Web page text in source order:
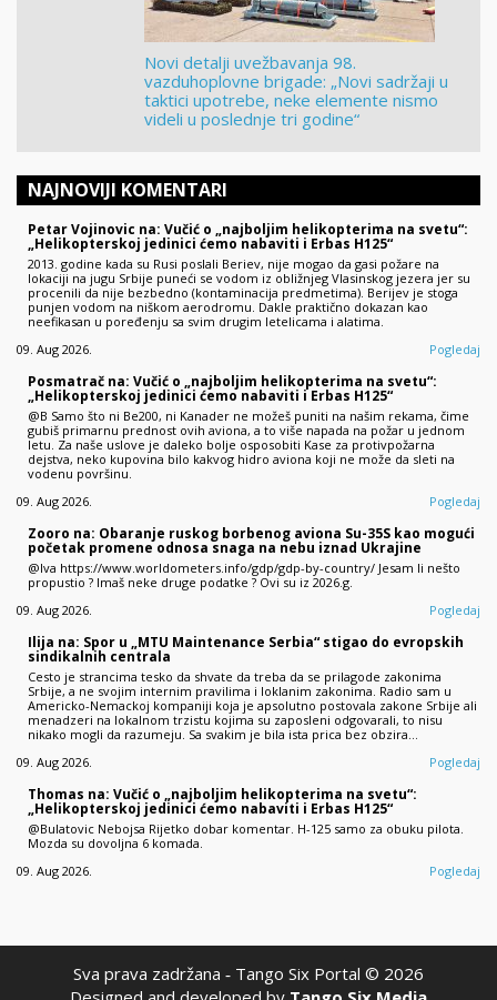
Novi detalji uvežbavanja 98.
vazduhoplovne brigade: „Novi sadržaji u
taktici upotrebe, neke elemente nismo
videli u poslednje tri godine“
NAJNOVIJI KOMENTARI
Petar Vojinovic na: Vučić o „najboljim helikopterima na svetu“:
„Helikopterskoj jedinici ćemo nabaviti i Erbas H125“
2013. godine kada su Rusi poslali Beriev, nije mogao da gasi požare na
lokaciji na jugu Srbije puneći se vodom iz obližnjeg Vlasinskog jezera jer su
procenili da nije bezbedno (kontaminacija predmetima). Berijev je stoga
punjen vodom na niškom aerodromu. Dakle praktično dokazan kao
neefikasan u poređenju sa svim drugim letelicama i alatima.
09. Aug 2026.
Pogledaj
Posmatrač na: Vučić o „najboljim helikopterima na svetu“:
„Helikopterskoj jedinici ćemo nabaviti i Erbas H125“
@B Samo što ni Be200, ni Kanader ne možeš puniti na našim rekama, čime
gubiš primarnu prednost ovih aviona, a to više napada na požar u jednom
letu. Za naše uslove je daleko bolje osposobiti Kase za protivpožarna
dejstva, neko kupovina bilo kakvog hidro aviona koji ne može da sleti na
vodenu površinu.
09. Aug 2026.
Pogledaj
Zooro na: Obaranje ruskog borbenog aviona Su-35S kao mogući
početak promene odnosa snaga na nebu iznad Ukrajine
@Iva https://www.worldometers.info/gdp/gdp-by-country/ Jesam li nešto
propustio ? Imaš neke druge podatke ? Ovi su iz 2026.g.
09. Aug 2026.
Pogledaj
Ilija na: Spor u „MTU Maintenance Serbia“ stigao do evropskih
sindikalnih centrala
Cesto je strancima tesko da shvate da treba da se prilagode zakonima
Srbije, a ne svojim internim pravilima i loklanim zakonima. Radio sam u
Americko-Nemackoj kompaniji koja je apsolutno postovala zakone Srbije ali
menadzeri na lokalnom trzistu kojima su zaposleni odgovarali, to nisu
nikako mogli da razumeju. Sa svakim je bila ista prica bez obzira…
09. Aug 2026.
Pogledaj
Thomas na: Vučić o „najboljim helikopterima na svetu“:
„Helikopterskoj jedinici ćemo nabaviti i Erbas H125“
@Bulatovic Nebojsa Rijetko dobar komentar. H-125 samo za obuku pilota.
Mozda su dovoljna 6 komada.
09. Aug 2026.
Pogledaj
Sva prava zadržana ‐ Tango Six Portal © 2026